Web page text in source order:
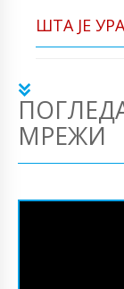
ШТА ЈЕ
МРЕЖИ